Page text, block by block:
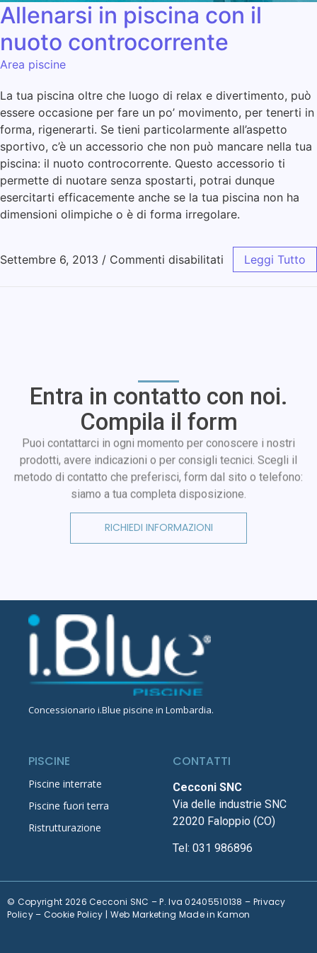
Allenarsi in piscina con il
nuoto controcorrente
Area piscine
La tua piscina oltre che luogo di relax e divertimento, può
essere occasione per fare un po’ movimento, per tenerti in
forma, rigenerarti. Se tieni particolarmente all’aspetto
sportivo, c’è un accessorio che non può mancare nella tua
piscina: il nuoto controcorrente. Questo accessorio ti
permette di nuotare senza spostarti, potrai dunque
esercitarti efficacemente anche se la tua piscina non ha
dimensioni olimpiche o è di forma irregolare.
Settembre 6, 2013 / Commenti disabilitati Leggi Tutto
Entra in contatto con noi.
Compila il form
Puoi contattarci in ogni momento per conoscere i nostri
prodotti, avere indicazioni o per consigli tecnici. Scegli il
metodo di contatto che preferisci, form dal sito o telefono:
siamo a tua completa disposizione.
RICHIEDI INFORMAZIONI
Concessionario i.Blue piscine in Lombardia.
PISCINE
Piscine interrate
Piscine fuori terra
Ristrutturazione
CONTATTI
Cecconi SNC
Via delle industrie SNC
22020 Faloppio (CO)
Tel: 031 986896
© Copyright 2026 Cecconi SNC – P. Iva 02405510138 – Privacy
Policy– Cookie Policy | Web Marketing Made inKamon